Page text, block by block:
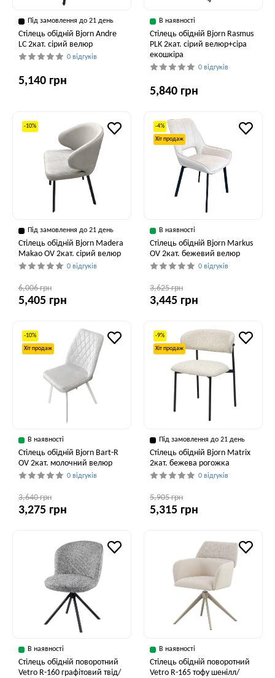
Під замовлення до 21 день
Стілець обідній Bjorn Andre
LC 2кат. сірий велюр
0 відгуків
5,140 грн
В наявності
Стілець обідній Bjorn Rasmus
PLK 2кат. сірий велюр+сіра
екошкіра
0 відгуків
5,840 грн
-10%
Під замовлення до 21 день
Стілець обідній Bjorn Madera
Makao OV 2кат. сірий велюр
0 відгуків
6,006 грн
5,405 грн
-4%
Хіт продаж
В наявності
Стілець обідній Bjorn Markus
OV 2кат. бежевий велюр
0 відгуків
3,625 грн
3,445 грн
-10%
Хіт продаж
В наявності
Стілець обідній Bjorn Bart-R
OV 2кат. молочний велюр
0 відгуків
3,640 грн
3,275 грн
-9%
Хіт продаж
Під замовлення до 21 день
Стілець обідній Bjorn Matrix
2кат. бежева рогожка
0 відгуків
5,905 грн
5,315 грн
В наявності
Стілець обідній поворотний
Vetro R-160 графітовий твід/
В наявності
Стілець обідній поворотний
Vetro R-165 тофу шенілл/